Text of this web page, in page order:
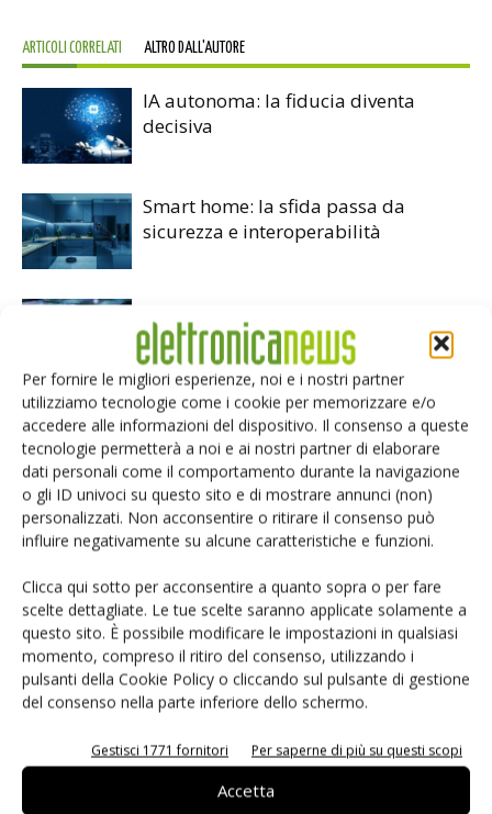
Per fornire le migliori esperienze, noi e i nostri partner
utilizziamo tecnologie come i cookie per memorizzare e/o
accedere alle informazioni del dispositivo. Il consenso a queste
tecnologie permetterà a noi e ai nostri partner di elaborare
dati personali come il comportamento durante la navigazione
o gli ID univoci su questo sito e di mostrare annunci (non)
personalizzati. Non acconsentire o ritirare il consenso può
influire negativamente su alcune caratteristiche e funzioni.
Clicca qui sotto per acconsentire a quanto sopra o per fare
scelte dettagliate. Le tue scelte saranno applicate solamente a
questo sito. È possibile modificare le impostazioni in qualsiasi
momento, compreso il ritiro del consenso, utilizzando i
pulsanti della Cookie Policy o cliccando sul pulsante di gestione
del consenso nella parte inferiore dello schermo.
Gestisci 1771 fornitori Per saperne di più su questi scopi
Accetta
ARTICOLI CORRELATI ALTRO DALL'AUTORE
IA autonoma: la fiducia diventa
decisiva
Smart home: la sfida passa da
sicurezza e interoperabilità
agentica per l’EDA
LASCIA UN COMMENTO